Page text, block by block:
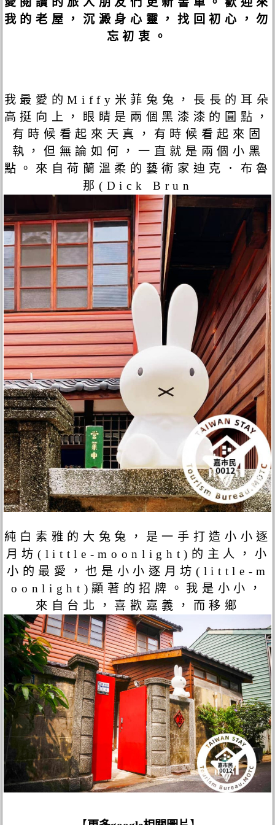
我的老屋，沉澱身心靈，找回初心，勿
忘初衷。
我最愛的Miffy米菲兔兔，長長的耳朵
高挺向上，眼睛是兩個黑漆漆的圓點，
有時候看起來天真，有時候看起來固
執，但無論如何，一直就是兩個小黑
點。來自荷蘭溫柔的藝術家迪克．布魯
那(Dick Brun
純白素雅的大兔兔，是一手打造小小逐
月坊(little-moonlight)的主人，小
小的最愛，也是小小逐月坊(little-m
oonlight)顯著的招牌。我是小小，
來自台北，喜歡嘉義，而移鄉